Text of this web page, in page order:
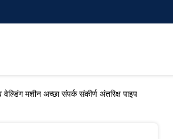
मशीन अच्छा संपर्क संकीर्ण अंतरिक्ष पाइप